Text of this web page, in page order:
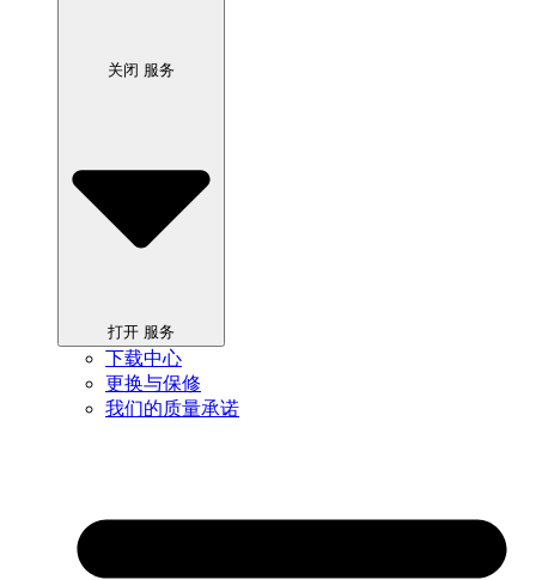
关闭 服务
打开 服务
下载中心
更换与保修
我们的质量承诺